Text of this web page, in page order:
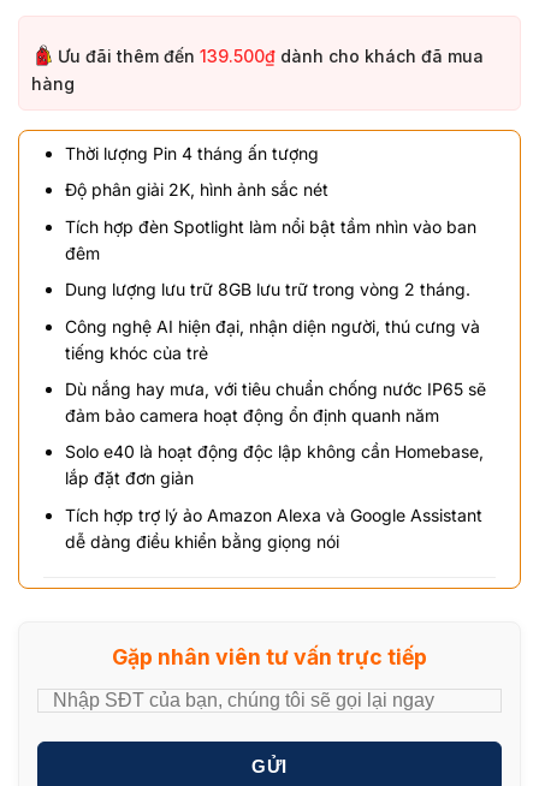
Ưu đãi thêm đến 139.500₫ dành cho khách đã mua
hàng
Thời lượng Pin 4 tháng ấn tượng
Độ phân giải 2K, hình ảnh sắc nét
Tích hợp đèn Spotlight làm nổi bật tầm nhìn vào ban
đêm
Dung lượng lưu trữ 8GB lưu trữ trong vòng 2 tháng.
Công nghệ AI hiện đại, nhận diện người, thú cưng và
tiếng khóc của trẻ
Dù nắng hay mưa, với tiêu chuẩn chống nước IP65 sẽ
đảm bảo camera hoạt động ổn định quanh năm
Solo e40 là hoạt động độc lập không cần Homebase,
lắp đặt đơn giản
Tích hợp trợ lý ảo Amazon Alexa và Google Assistant
dễ dàng điều khiển bằng giọng nói
Gặp nhân viên tư vấn trực tiếp
GỬI